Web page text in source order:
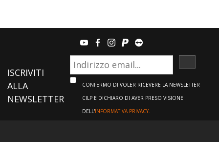
youtubefacebook
instagram
paypalteamviewer
ISCRIVITI
ALLA
NEWSLETTER
CONFERMO DI VOLER RICEVERE LA NEWSLETTER
CILP E DICHIARO DI AVER PRESO VISIONE
DELL'INFORMATIVA PRIVACY.